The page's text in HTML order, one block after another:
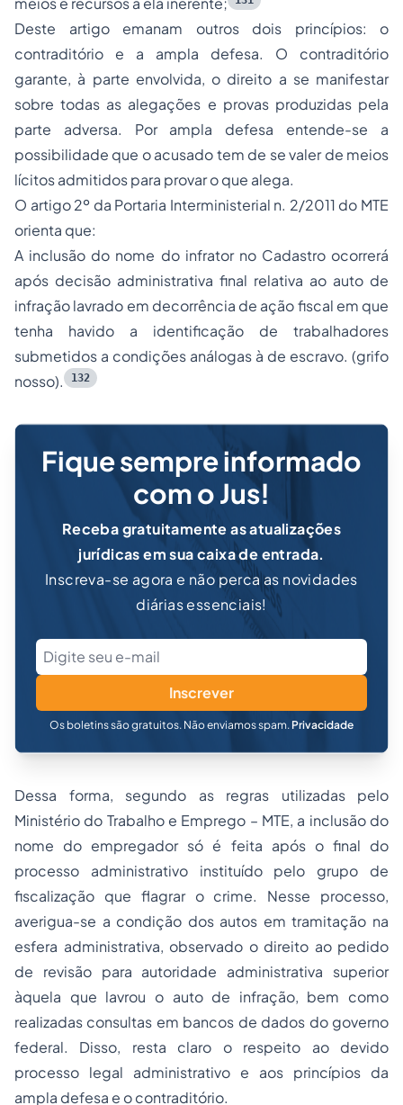
Deste artigo emanam outros dois princípios: o
contraditório e a ampla defesa. O contraditório
garante, à parte envolvida, o direito a se manifestar
sobre todas as alegações e provas produzidas pela
parte adversa. Por ampla defesa entende-se a
possibilidade que o acusado tem de se valer de meios
lícitos admitidos para provar o que alega.
O artigo 2º da Portaria Interministerial n. 2/2011 do MTE
orienta que:
A inclusão do nome do infrator no Cadastro ocorrerá
após decisão administrativa final relativa ao auto de
infração lavrado em decorrência de ação fiscal em que
tenha havido a identificação de trabalhadores
submetidos a condições análogas à de escravo. (grifo
nosso).
132
Fique sempre informado
com o Jus!
Receba gratuitamente as atualizações
jurídicas em sua caixa de entrada.
Inscreva-se agora e não perca as novidades
diárias essenciais!
Inscrever
Os boletins são gratuitos. Não enviamos spam. Privacidade
Dessa forma, segundo as regras utilizadas pelo
Ministério do Trabalho e Emprego – MTE, a inclusão do
nome do empregador só é feita após o final do
processo administrativo instituído pelo grupo de
fiscalização que flagrar o crime. Nesse processo,
averigua-se a condição dos autos em tramitação na
esfera administrativa, observado o direito ao pedido
de revisão para autoridade administrativa superior
àquela que lavrou o auto de infração, bem como
realizadas consultas em bancos de dados do governo
federal. Disso, resta claro o respeito ao devido
processo legal administrativo e aos princípios da
ampla defesa e o contraditório.